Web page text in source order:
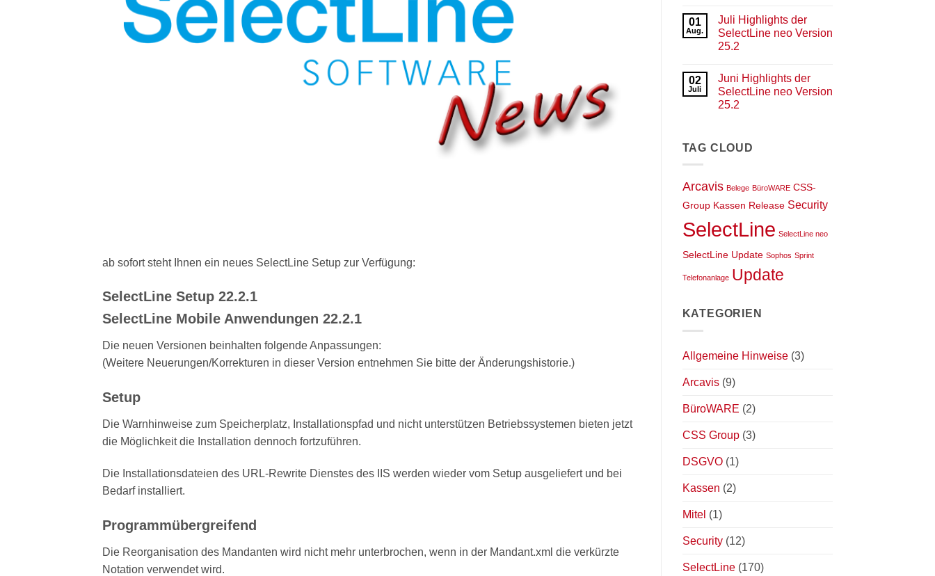
ab sofort steht Ihnen ein neues SelectLine Setup zur Verfügung:
SelectLine Setup 22.2.1
SelectLine Mobile Anwendungen 22.2.1
Die neuen Versionen beinhalten folgende Anpassungen:
(Weitere Neuerungen/Korrekturen in dieser Version entnehmen Sie bitte der Änderungshistorie.)
Setup
Die Warnhinweise zum Speicherplatz, Installationspfad und nicht unterstützen Betriebssystemen bieten jetzt
die Möglichkeit die Installation dennoch fortzuführen.
Die Installationsdateien des URL-Rewrite Dienstes des IIS werden wieder vom Setup ausgeliefert und bei
Bedarf installiert.
Programmübergreifend
Die Reorganisation des Mandanten wird nicht mehr unterbrochen, wenn in der Mandant.xml die verkürzte
Notation verwendet wird.
SelectLine
neo
Version
25.3
zu
September
Highlights
der
Version
25.3
01
Aug.
Juli Highlights der
SelectLine neo Version
25.2
zu
Juli
Highlights
der
02
Juli
Juni Highlights der
SelectLine neo Version
25.2
Juni
Highlights
neo
Version
TAG CLOUD
Arcavis Belege BüroWARE CSS-
Group Kassen Release Security
SelectLine SelectLine neo
SelectLine Update Sophos Sprint
Telefonanlage Update
KATEGORIEN
Allgemeine Hinweise(3)
Arcavis(9)
BüroWARE (2)
CSS Group(3)
DSGVO(1)
Kassen (2)
Mitel (1)
Security(12)
SelectLine(170)